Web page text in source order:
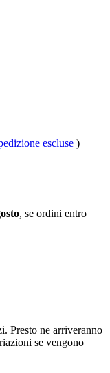
escluse )
, se ordini entro
Presto ne arriveranno
se vengono